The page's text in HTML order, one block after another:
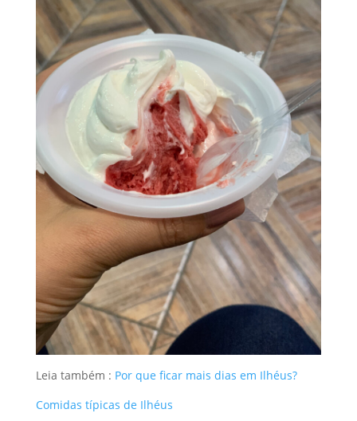
Leia também : Por que ficar mais dias em Ilhéus?
Comidas típicas de Ilhéus